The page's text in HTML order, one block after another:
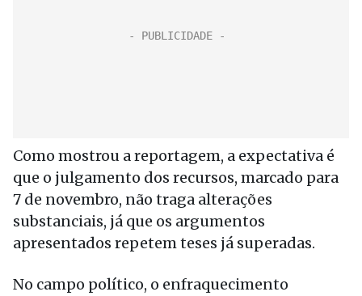
Como mostrou a reportagem, a expectativa é
que o julgamento dos recursos, marcado para
7 de novembro, não traga alterações
substanciais, já que os argumentos
apresentados repetem teses já superadas.
No campo político, o enfraquecimento